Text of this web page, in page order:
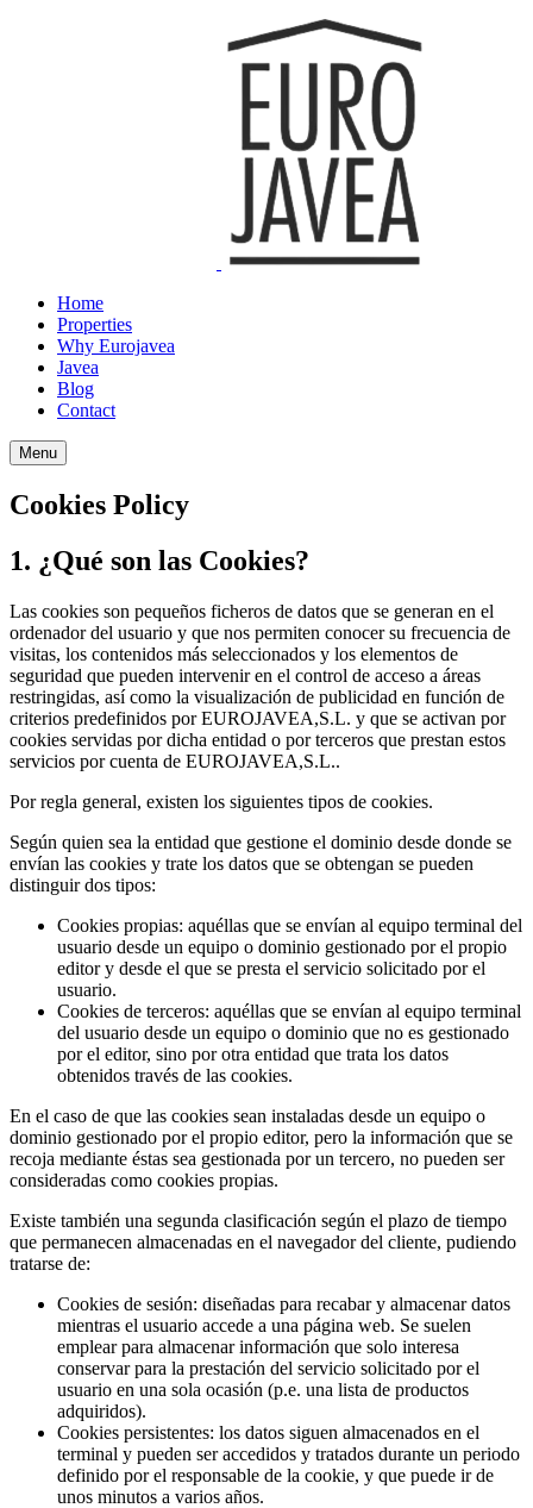
Home
Properties
Why Eurojavea
Javea
Blog
Contact
Menu
Cookies Policy
1. ¿Qué son las Cookies?
Las cookies son pequeños ficheros de datos que se generan en el
ordenador del usuario y que nos permiten conocer su frecuencia de
visitas, los contenidos más seleccionados y los elementos de
seguridad que pueden intervenir en el control de acceso a áreas
restringidas, así como la visualización de publicidad en función de
criterios predefinidos por EUROJAVEA,S.L. y que se activan por
cookies servidas por dicha entidad o por terceros que prestan estos
servicios por cuenta de EUROJAVEA,S.L..
Por regla general, existen los siguientes tipos de cookies.
Según quien sea la entidad que gestione el dominio desde donde se
envían las cookies y trate los datos que se obtengan se pueden
distinguir dos tipos:
Cookies propias: aquéllas que se envían al equipo terminal del
usuario desde un equipo o dominio gestionado por el propio
editor y desde el que se presta el servicio solicitado por el
usuario.
Cookies de terceros: aquéllas que se envían al equipo terminal
del usuario desde un equipo o dominio que no es gestionado
por el editor, sino por otra entidad que trata los datos
obtenidos través de las cookies.
En el caso de que las cookies sean instaladas desde un equipo o
dominio gestionado por el propio editor, pero la información que se
recoja mediante éstas sea gestionada por un tercero, no pueden ser
consideradas como cookies propias.
Existe también una segunda clasificación según el plazo de tiempo
que permanecen almacenadas en el navegador del cliente, pudiendo
tratarse de:
Cookies de sesión: diseñadas para recabar y almacenar datos
mientras el usuario accede a una página web. Se suelen
emplear para almacenar información que solo interesa
conservar para la prestación del servicio solicitado por el
usuario en una sola ocasión (p.e. una lista de productos
adquiridos).
Cookies persistentes: los datos siguen almacenados en el
terminal y pueden ser accedidos y tratados durante un periodo
definido por el responsable de la cookie, y que puede ir de
unos minutos a varios años.